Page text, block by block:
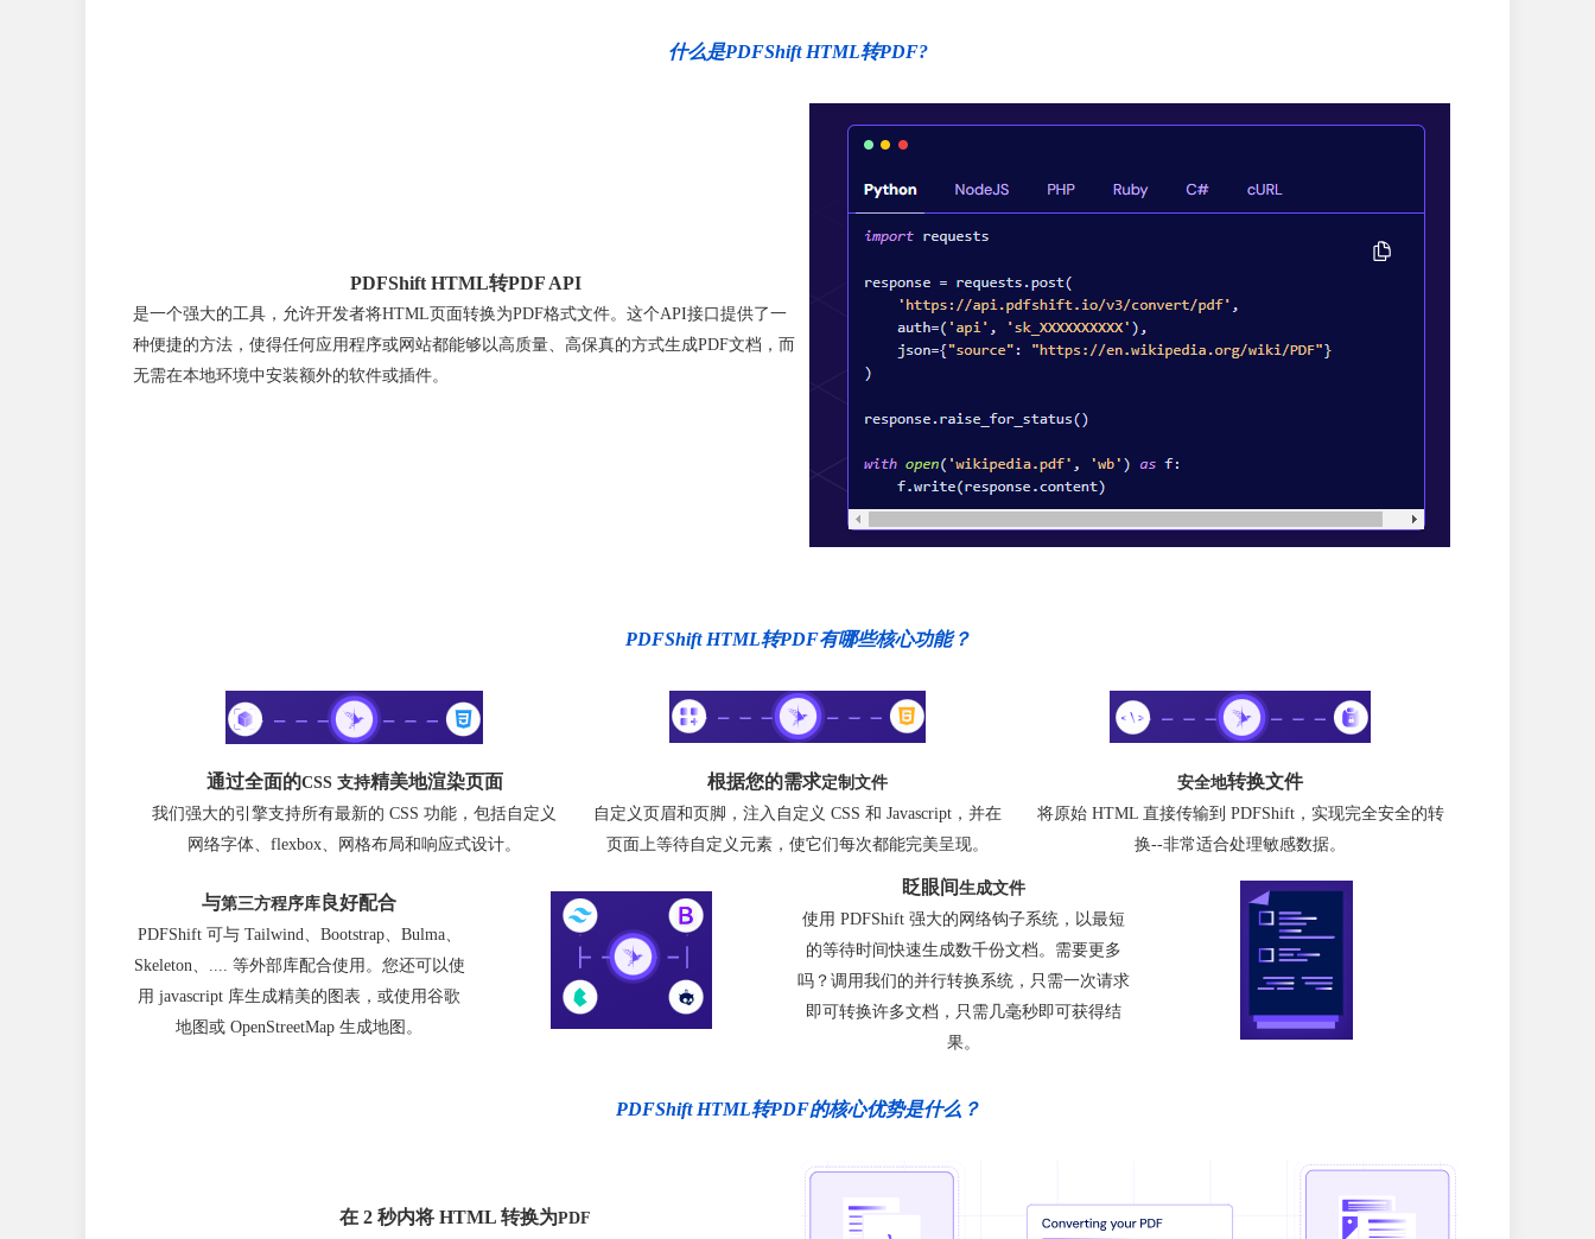
什么是PDFShift HTML转PDF?
PDFShift HTML转PDF API
是一个强大的工具，允许开发者将HTML页面转换为PDF格式文件。这个API接口提供了一
种便捷的方法，使得任何应用程序或网站都能够以高质量、高保真的方式生成PDF文档，而
无需在本地环境中安装额外的软件或插件。
PDFShift HTML转PDF有哪些核心功能？
通过全面的CSS 支持精美地渲染页面
我们强大的引擎支持所有最新的 CSS 功能，包括自定义
网络字体、flexbox、网格布局和响应式设计。
根据您的需求定制文件
自定义页眉和页脚，注入自定义 CSS 和 Javascript，并在
页面上等待自定义元素，使它们每次都能完美呈现。
安全地转换文件
将原始 HTML 直接传输到 PDFShift，实现完全安全的转
换--非常适合处理敏感数据。
与第三方程序库 良好配合
PDFShift 可与 Tailwind、Bootstrap、Bulma、
Skeleton、.... 等外部库配合使用。您还可以使
用 javascript 库生成精美的图表，或使用谷歌
地图或 OpenStreetMap 生成地图。
眨眼间生成文件
使用 PDFShift 强大的网络钩子系统，以最短
的等待时间快速生成数千份文档。需要更多
吗？调用我们的并行转换系统，只需一次请求
即可转换许多文档，只需几毫秒即可获得结
果。
PDFShift HTML转PDF的核心优势是什么？
在 2 秒内将 HTML 转换为PDF